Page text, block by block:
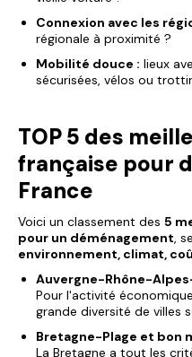
Connexion avec les
régionale à proximité ?
Mobilité douce : lieux
sécurisées, vélos ou
TOP 5 des
française pour
France
Voici un classement des 5
pour un déménagement,
environnement, climat,
Auvergne-Rhône-
Pour l'activité
grande diversité de villes
Bretagne-Plage et bon
La Bretagne a tout les